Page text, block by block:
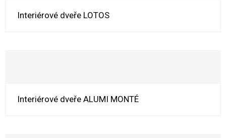
Interiérové dveře LOTOS
Interiérové dveře ALUMI MONTÉ